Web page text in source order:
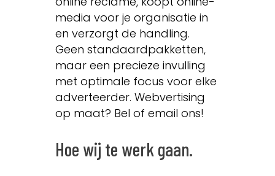
media voor je organisatie in
en verzorgt de handling.
Geen standaardpakketten,
maar een precieze invulling
met optimale focus voor elke
adverteerder. Webvertising
op maat? Bel of email ons!
Hoe wij te werk gaan.